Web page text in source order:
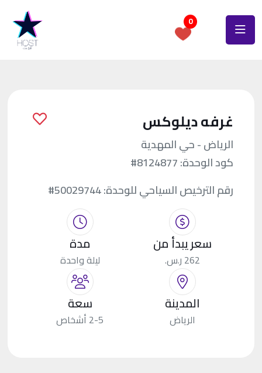
0
غرفه ديلوكس
الرياض - حي المهدية
كود الوحدة:#8124877
رقم الترخيص السياحي للوحدة:#50029744
سعر يبدأ من
262 ر.س.
مدة
ليلة واحدة
المدينة
الرياض
سعة
2-5 أشخاص